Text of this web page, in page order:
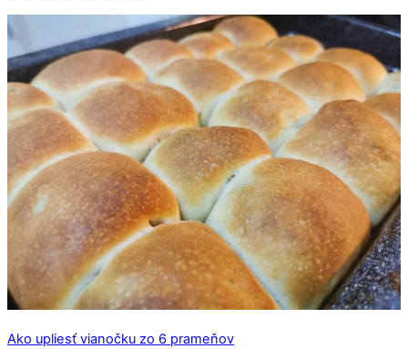
Ako upliesť vianočku zo 6 prameňov